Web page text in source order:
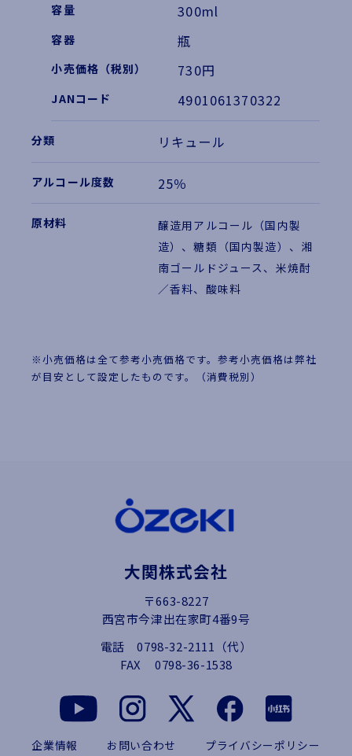
300ml
瓶
730円
4901061370322
リキュール
25％
醸造用アルコール（国内製
造）、糖類（国内製造）、湘
南ゴールドジュース、米焼酎
／香料、酸味料
※小売価格は全て参考小売価格です。参考小売価格は弊社
が目安として設定したものです。（消費税別）
大関株式会社
〒663-8227
西宮市今津出在家町4番9号
電話0798-32-2111（代）
FAX 0798-36-1538
企業情報 お問い合わせ プライバシーポリシー